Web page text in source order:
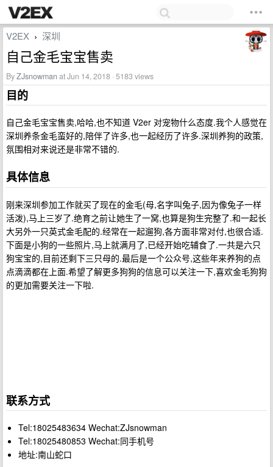
V2EX › 深圳
自己金毛宝宝售卖
ByZJsnowman at Jun 14, 2018 · 5183 views
目的
自己金毛宝宝售卖,哈哈,也不知道 V2er 对宠物什么态度.我个人感觉在
深圳养条金毛蛮好的,陪伴了许多,也一起经历了许多.深圳养狗的政策,
氛围相对来说还是非常不错的.
具体信息
刚来深圳参加工作就买了现在的金毛(母,名字叫兔子,因为像兔子一样
活泼),马上三岁了.绝育之前让她生了一窝,也算是狗生完整了.和一起长
大另外一只英式金毛配的.经常在一起遛狗,各方面非常对付,也很合适.
下面是小狗的一些照片,马上就满月了,已经开始吃辅食了.一共是六只
狗宝宝的,目前还剩下三只母的.最后是一个公众号,这些年来养狗的点
点滴滴都在上面.希望了解更多狗狗的信息可以关注一下,喜欢金毛狗狗
的更加需要关注一下啦.
联系方式
Tel:18025483634 Wechat:ZJsnowman
Tel:18025480853 Wechat:同手机号
地址:南山蛇口